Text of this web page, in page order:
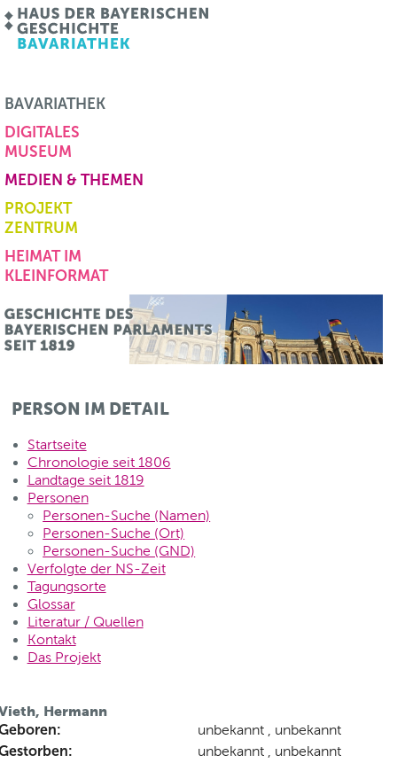
BAVARIATHEK
DIGITALES
MUSEUM
MEDIEN & THEMEN
PROJEKT
ZENTRUM
HEIMAT IM
KLEINFORMAT
PERSON IM DETAIL
Startseite
Chronologie seit 1806
Landtage seit 1819
Personen
Personen-Suche (Namen)
Personen-Suche (Ort)
Personen-Suche (GND)
Verfolgte der NS-Zeit
Tagungsorte
Glossar
Literatur / Quellen
Kontakt
Das Projekt
Hermann
unbekannt , unbekannt
unbekannt , unbekannt